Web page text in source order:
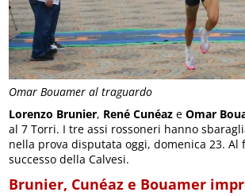
Omar Bouamer al traguardo
Lorenzo Brunier, René Cunéaz eOmar
al 7 Torri. I tre assi rossoneri hanno
nella prova disputata oggi, domenica 23. Al
successo della Calvesi.
Brunier, Cunéaz e Bouamer